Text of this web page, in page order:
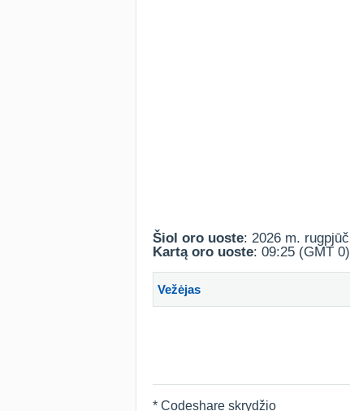
Šiol oro uoste: 2026 m.
Kartą oro uoste: 09:25 (GMT 0)
Vežėjas
* Codeshare skrydžio